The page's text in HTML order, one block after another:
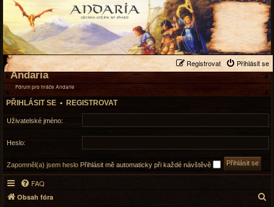
Přihlásit se
Registrovat
Andaria
Fórum pro hráče Andarie
PŘIHLÁSIT SE • REGISTROVAT
Uživatelské jméno:
Heslo:
Zapomněl(a) jsem heslo Přihlásit mě automaticky při každé návštěvě
FAQ
Obsah fóra